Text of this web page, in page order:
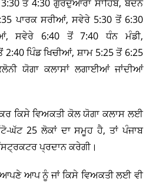
ਤੋਂ 4:30 ਗੁਰਦੁਆਰਾ ਸਾਹਿਬ, ਬਦਨ
ਪਾਰਕ ਸਰੀਆਂ, ਸਵੇਰੇ 5:30 ਤੋਂ 6:30
ਸਵੇਰੇ 6:40 ਤੋਂ 7:40 ਧੰਨ ਮੰਡੀ,
2:40 ਪਿੰਡ ਖਿਚੀਆਂ, ਸ਼ਾਮ 5:25 ਤੋਂ 6:25
ਯੋਗਾ ਕਲਾਸਾਂ ਲਗਾਈਆਂ ਜਾਂਦੀਆਂ
ਕਿਸੇ ਵਿਅਕਤੀ ਕੋਲ ਯੋਗਾ ਕਲਾਸ ਲਈ
ਘੱਟ 25 ਲੋਕਾਂ ਦਾ ਸਮੂਹ ਹੈ, ਤਾਂ ਪੰਜਾਬ
ਪ੍ਰਦਾਨ ਕਰੇਗੀ।
ਆਪ ਨੂੰ ਜਾਂ ਕਿਸੇ ਵਿਅਕਤੀ ਲਈ ਵੀ